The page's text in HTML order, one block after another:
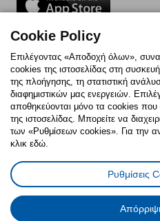
Follow us:
FacebookInstagram
TikTokYoutube
Πολιτική CookiesΔήλωση
Ρυθμίσεις
Γενική Πολιτική
Πολιτική Προσωπικών
Cookie Policy
Επιλέγοντας «Αποδοχή όλων»,
cookies της ιστοσελίδας στη
της πλοήγησης, τη στατιστική
διαφημιστικών μας ενεργειών.
αποθηκεύονται μόνο τα cookies που
της ιστοσελίδας. Μπορείτε να
των «Ρυθμίσεων cookies». Για την
κλικ εδώ.
Ρυθμίσεις